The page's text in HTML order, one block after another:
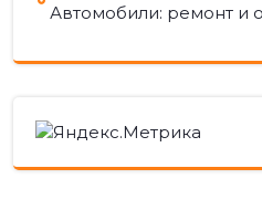
Автомобили: ремонт и